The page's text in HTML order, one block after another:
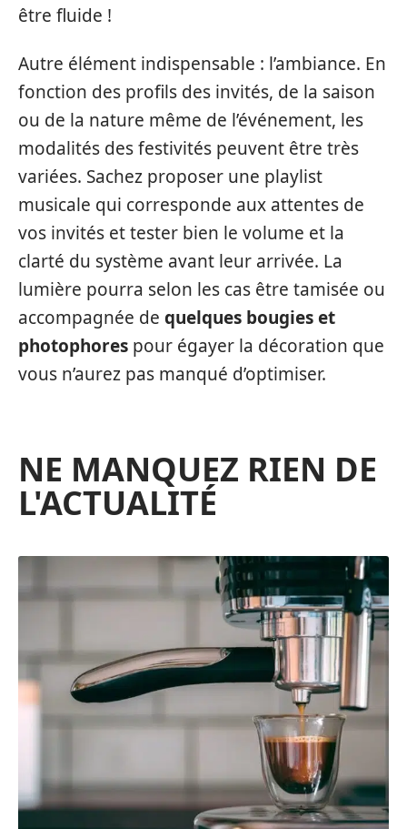
être fluide !
Autre élément indispensable : l’ambiance. En
fonction des profils des invités, de la saison
ou de la nature même de l’événement, les
modalités des festivités peuvent être très
variées. Sachez proposer une playlist
musicale qui corresponde aux attentes de
vos invités et tester bien le volume et la
clarté du système avant leur arrivée. La
lumière pourra selon les cas être tamisée ou
accompagnée de quelques bougies et
photophores pour égayer la décoration que
vous n’aurez pas manqué d’optimiser.
NE MANQUEZ RIEN DE
L'ACTUALITÉ